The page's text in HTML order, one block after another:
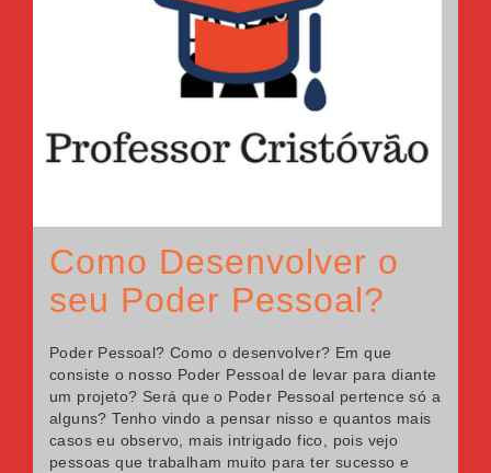
Como Desenvolver o
seu Poder Pessoal?
Poder Pessoal? Como o desenvolver? Em que
consiste o nosso Poder Pessoal de levar para diante
um projeto? Será que o Poder Pessoal pertence só a
alguns? Tenho vindo a pensar nisso e quantos mais
casos eu observo, mais intrigado fico, pois vejo
pessoas que trabalham muito para ter sucesso e